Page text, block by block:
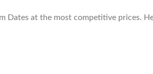
at the most competitive prices.